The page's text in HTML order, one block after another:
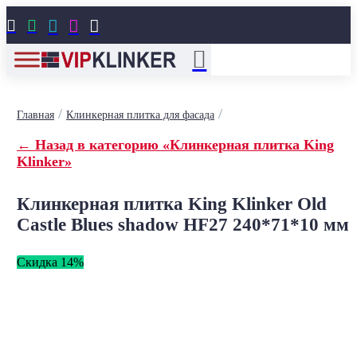
    
Главная/ Клинкерная плитка для фасада/
← Назад в категорию «Клинкерная плитка King
Klinker»
Клинкерная плитка King Klinker Old
Castle Blues shadow HF27 240*71*10 мм
Скидка 14%